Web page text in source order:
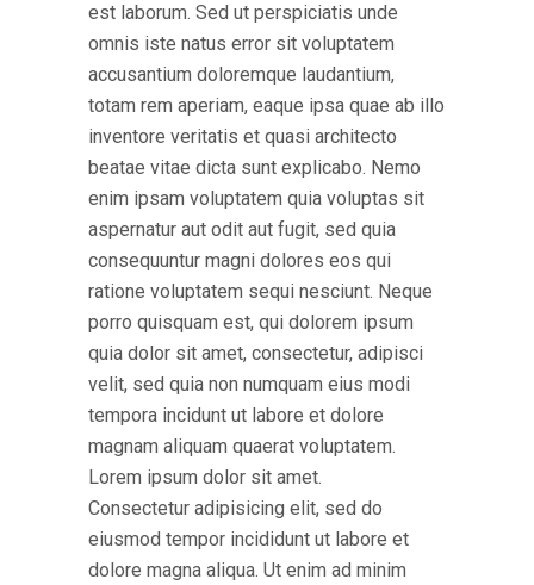
est laborum. Sed ut perspiciatis unde
omnis iste natus error sit voluptatem
accusantium doloremque laudantium,
totam rem aperiam, eaque ipsa quae ab illo
inventore veritatis et quasi architecto
beatae vitae dicta sunt explicabo. Nemo
enim ipsam voluptatem quia voluptas sit
aspernatur aut odit aut fugit, sed quia
consequuntur magni dolores eos qui
ratione voluptatem sequi nesciunt. Neque
porro quisquam est, qui dolorem ipsum
quia dolor sit amet, consectetur, adipisci
velit, sed quia non numquam eius modi
tempora incidunt ut labore et dolore
magnam aliquam quaerat voluptatem.
Lorem ipsum dolor sit amet.
Consectetur adipisicing elit, sed do
eiusmod tempor incididunt ut labore et
dolore magna aliqua. Ut enim ad minim